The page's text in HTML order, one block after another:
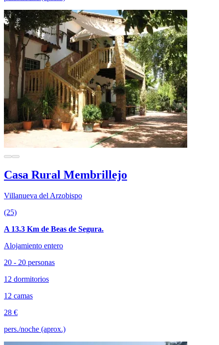
Casa Rural Membrillejo
Villanueva del Arzobispo
(25)
A 13.3 Km de Beas de Segura.
Alojamiento entero
20 - 20 personas
12 dormitorios
12 camas
28 €
pers./noche (aprox.)